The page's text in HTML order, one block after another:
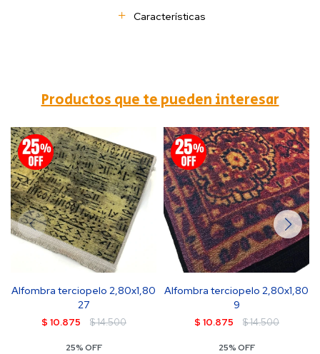
Características
Productos que te pueden interesar
Alfombra terciopelo 2,80x1,80
27
$ 10.875 $14.500
25% OFF
Alfombra terciopelo 2,80x1,80
9
$ 10.875 $14.500
25% OFF